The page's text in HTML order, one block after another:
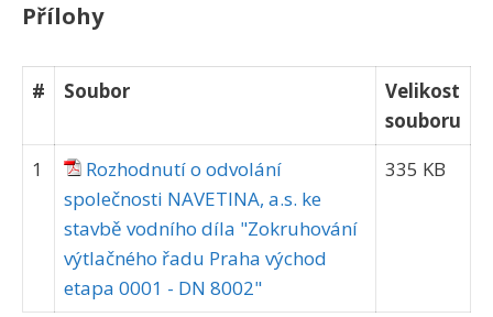
Přílohy
# Soubor
Velikost
souboru
1
Rozhodnutí o odvolání
společnosti NAVETINA, a.s. ke
stavbě vodního díla "Zokruhování
výtlačného řadu Praha východ
etapa 0001 - DN 8002"
335 KB